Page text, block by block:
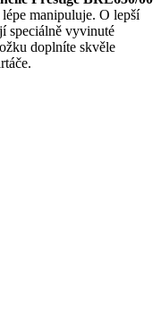
manipuluje. O lepší
speciálně vyvinuté
doplníte skvěle